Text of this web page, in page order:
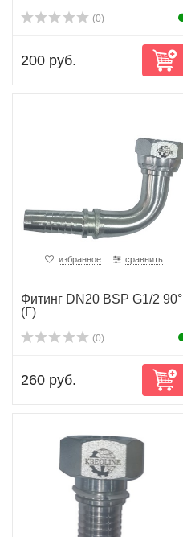
(0)
200 руб.
избранное сравнить
Фитинг DN20 BSP G1/2 90°
(Г)
(0)
260 руб.